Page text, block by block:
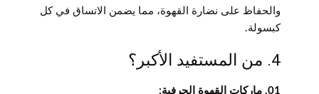
والحفاظ على نضارة القهوة، مما يضمن الاتساق في كل
كبسولة.
4. من المستفيد الأكبر؟
01. ماركات القهوة الحرفية: